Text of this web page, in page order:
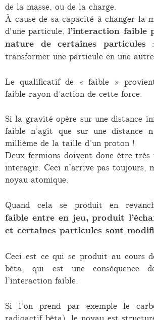
de la masse, ou de la charge.
À cause de sa capacité à changer la
d'une particule,l’interaction faible
nature de certaines particules
transformer une particule en une autre.
Le qualificatif de « faible »
faible rayon d’action de cette force.
Si la gravité opère sur une distance
faible n’agit que sur une distance
millième de la taille d’un proton !
Deux fermions doivent donc être très
interagir. Ceci n’arrive pas toujours,
noyau atomique.
Quand cela se produit en
faible entre en jeu, produit
et certaines particules sont
Ceci est ce qui se produit au cours
bêta, qui est une conséquence
l’interaction faible.
Si l’on prend par exemple le
radioactif bêta), le noyau est